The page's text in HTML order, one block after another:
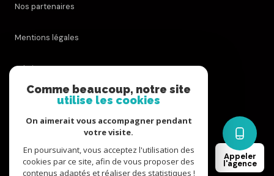
Appeler
l'agence
Nos partenaires
Mentions légales
Admin
Nos honoraires
Cookies
Comme beaucoup, notre site
utilise les cookies
On aimerait vous accompagner pendant
votre visite.
En poursuivant, vous acceptez l'utilisation des
cookies par ce site, afin de vous proposer des
contenus adaptés et réaliser des statistiques !